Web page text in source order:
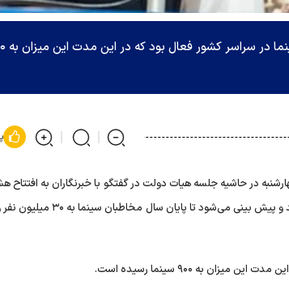
وزیر فرهنگ و ارشاد
در حاشیه جلسه هیات دولت در گفتگو با خبرنگاران به
سی و دومین سینما اشاره کرد و گفت: تا نوروز امسال این عدد به ۹۰۰ سینما می‌رسد و پیش